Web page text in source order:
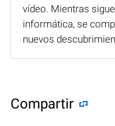
vídeo. Mientras
informática, se
nuevos
Compartir